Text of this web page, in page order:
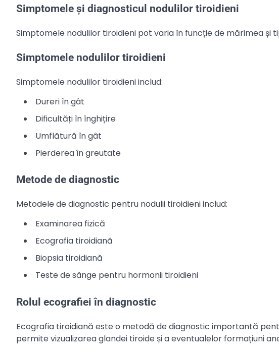
Simptomele și diagnosticul nodulilor tiroidieni
Simptomele nodulilor tiroidieni pot varia în funcție de mărimea și
Simptomele nodulilor tiroidieni
Simptomele nodulilor tiroidieni includ:
Dureri în gât
Dificultăți în înghițire
Umflătură în gât
Pierderea în greutate
Metode de diagnostic
Metodele de diagnostic pentru nodulii tiroidieni includ:
Examinarea fizică
Ecografia tiroidiană
Biopsia tiroidiană
Teste de sânge pentru hormonii tiroidieni
Rolul ecografiei în diagnostic
Ecografia tiroidiană este o metodă de diagnostic importantă
permite vizualizarea glandei tiroide și a eventualelor formațiuni